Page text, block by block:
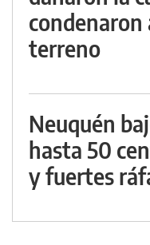
condenaron
terreno
Neuquén
hasta 50
y fuertes